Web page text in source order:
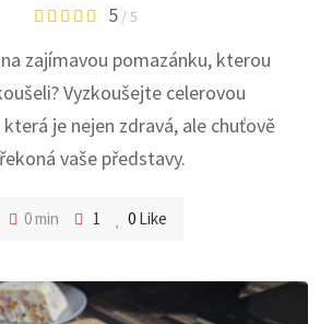
5 / 5
zajímavou pomazánku, kterou
Vyzkoušejte celerovou
je nejen zdravá, ale chuťově
vaše představy.
0 min 1 0Like